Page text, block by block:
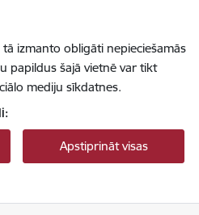
izmanto obligāti nepieciešamās
papildus šajā vietnē var tikt
mediju sīkdatnes.
Apstiprināt visas